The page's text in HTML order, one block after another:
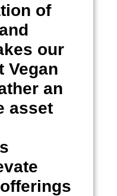
of
our
Vegan
an
asset